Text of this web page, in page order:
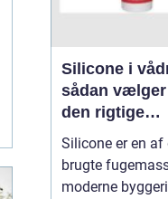
Silicone i
sådan vælger
den rigtige
fugemasse
Silicone er en af
brugte
moderne